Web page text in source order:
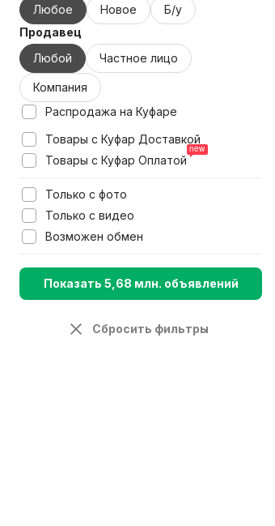
Любое
Новое
Б/у
Продавец
Любой
Частное лицо
Компания
Распродажа на Куфаре
Товары с Куфар Доставкой
Товары с Куфар Оплатой
Только с фото
Только с видео
Возможен обмен
Показать 5,68 млн. объявлений
Сбросить фильтры